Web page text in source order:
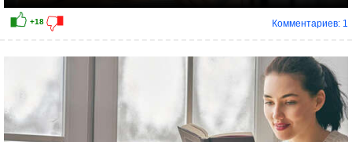
Комментариев: 1